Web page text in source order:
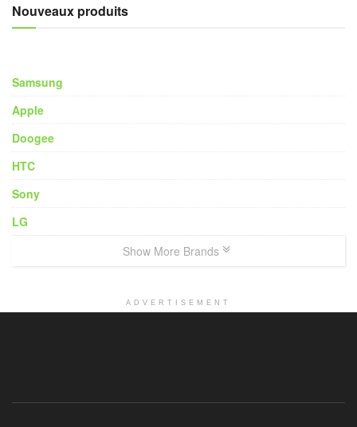
Nouveaux produits
Samsung
Apple
Doogee
HTC
Sony
LG
Show More Brands
ADVERTISEMENT